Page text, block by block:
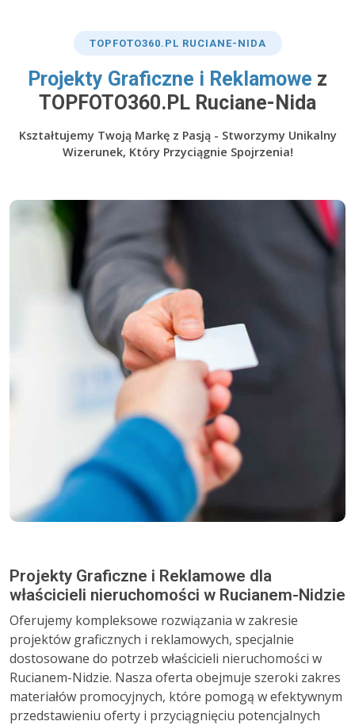
TOP FOTO360.PL RUCIANE-NIDA
​Projekty Graficzne i Reklamowe z
TOPFOTO360.PL Ruciane-Nida
Kształtujemy Twoją Markę z Pasją - Stworzymy Unikalny
Wizerunek, Który Przyciągnie Spojrzenia!
Projekty Graficzne i Reklamowe dla
właścicieli nieruchomości w Rucianem-Nidzie
Oferujemy kompleksowe rozwiązania w zakresie
projektów graficznych i reklamowych, specjalnie
dostosowane do potrzeb właścicieli nieruchomości w
Rucianem-Nidzie. Nasza oferta obejmuje szeroki zakres
materiałów promocyjnych, które pomogą w efektywnym
przedstawieniu oferty i przyciągnięciu potencjalnych